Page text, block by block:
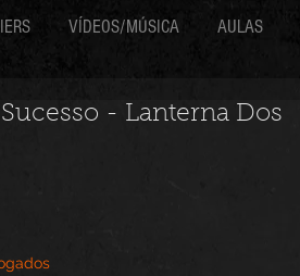
VÍDEOS/MÚSICA AULAS
- Lanterna Dos